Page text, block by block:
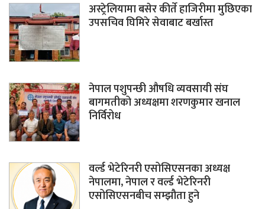
अस्ट्रेलियामा बसेर कीर्ते हाजिरीमा मुछिएका
उपसचिव घिमिरे सेवाबाट बर्खास्त
नेपाल पशुपन्छी औषधि व्यवसायी संघ
बागमतीको अध्यक्षमा शरणकुमार खनाल
निर्विरोध
वर्ल्ड भेटेरिनरी एसोसिएसनका अध्यक्ष
नेपालमा, नेपाल र वर्ल्ड भेटेरिनरी
एसोसिएसनबीच सम्झौता हुने